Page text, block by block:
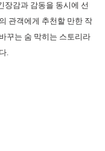
장감과 감동을 동시에 선
관객에게 추천할 만한 작
꾸는 숨 막히는 스토리라
.